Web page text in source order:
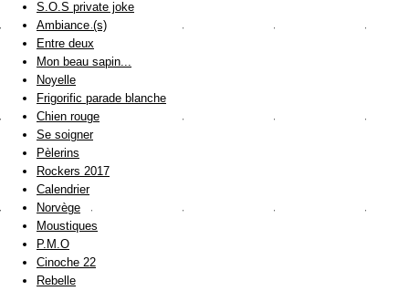
S.O.S private joke
Ambiance (s)
Entre deux
Mon beau sapin...
Noyelle
Frigorific parade blanche
Chien rouge
Se soigner
Pèlerins
Rockers 2017
Calendrier
Norvège
Moustiques
P.M.O
Cinoche 22
Rebelle